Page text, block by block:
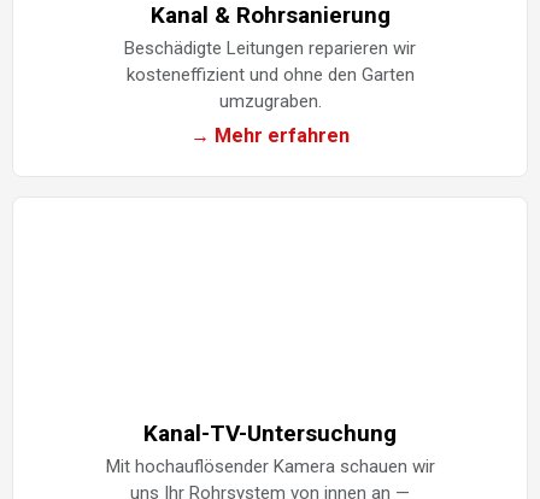
Kanal & Rohrsanierung
Beschädigte Leitungen reparieren wir
kosteneffizient und ohne den Garten
umzugraben.
→ Mehr erfahren
Kanal-TV-Untersuchung
Mit hochauflösender Kamera schauen wir
uns Ihr Rohrsystem von innen an —